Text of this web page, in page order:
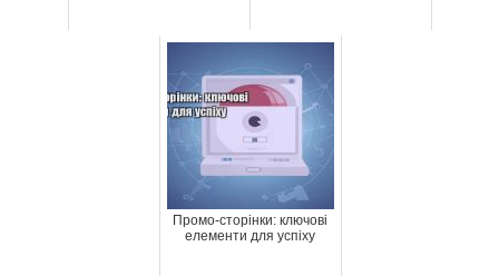
Промо-сторінки: ключові
елементи для успіху